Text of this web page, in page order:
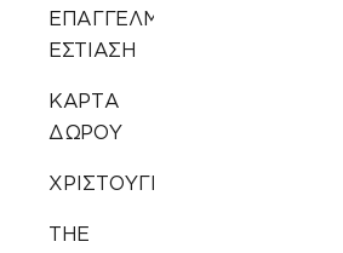
ΕΠΑΓΓΕΛΜΑΤΙΚΗ
ΕΣΤΙΑΣΗ
ΚΑΡΤΑ
ΔΩΡΟΥ
ΧΡΙΣΤΟΥΓΕΝΝΙΑΤΙΚΑ
THE